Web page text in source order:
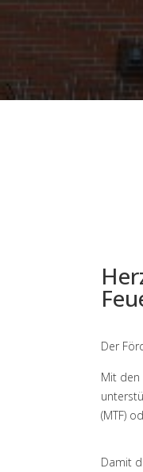
Der
Mit den
(MTF)
Damit